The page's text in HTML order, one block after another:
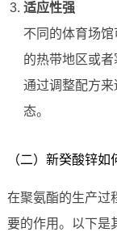
适应性强
不同的体育场
的热带地区或
通过调整配方
态。
（二）新癸酸锌如
在聚氨酯的生产过
要的作用。以下是